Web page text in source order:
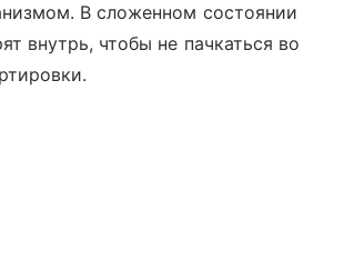
В сложенном состоянии
внутрь, чтобы не пачкаться во